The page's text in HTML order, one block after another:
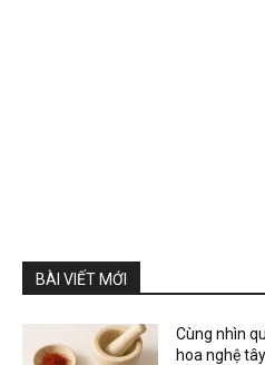
BÀI VIẾT MỚI
Cùng nhìn
hoa nghệ